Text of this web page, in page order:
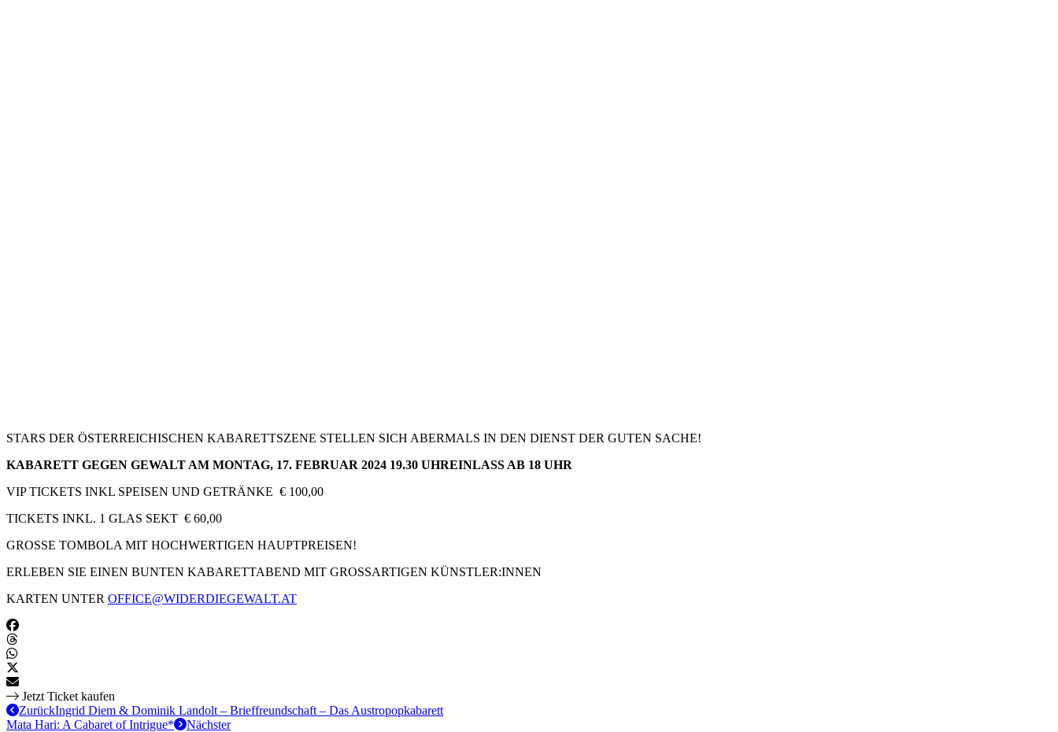
STARS DER ÖSTERREICHISCHEN KABARETTSZENE STELLEN SICH ABERMALS IN DEN DIENST DER GUTEN SACHE!
KABARETT GEGEN GEWALT AM MONTAG, 17. FEBRUAR 2024 19.30 UHREINLASS AB 18 UHR
VIP TICKETS INKL SPEISEN UND GETRÄNKE € 100,00
TICKETS INKL. 1 GLAS SEKT € 60,00
GROSSE TOMBOLA MIT HOCHWERTIGEN HAUPTPREISEN!
ERLEBEN SIE EINEN BUNTEN KABARETTABEND MIT GROSSARTIGEN KÜNSTLER:INNEN
KARTEN UNTER OFFICE@WIDERDIEGEWALT.AT
Jetzt Ticket kaufen
ZurückIngrid Diem & Dominik Landolt – Brieffreundschaft – Das Austropopkabarett
Mata Hari: A Cabaret of Intrigue*
Nächster